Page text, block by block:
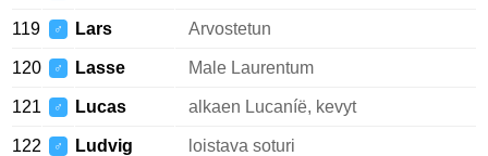
119 ♂ Lars Arvostetun
120 ♂ Lasse Male Laurentum
121 ♂ Lucas alkaen Lucaníë, kevyt
122 ♂ Ludvig loistava soturi